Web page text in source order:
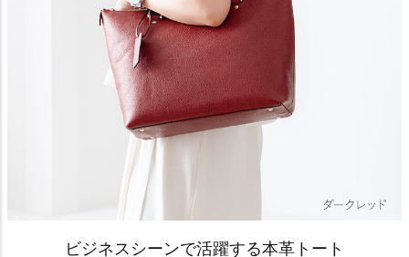
ビジネスシーンで活躍する本革トート